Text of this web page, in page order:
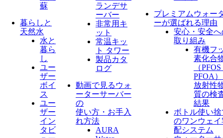
蘇
暮らしと
天然水
水と
暮ら
し
ユー
ザー
ボイ
ス
ユー
ザー
イン
タビ
ランデサ
ーバー
非常用キ
ット
常温キッ
ト タワー
製品カタ
ログ
動画で見るウォ
ーターサーバー
の
使い方・お手入
れ方法
AURA
プレミアムウォー
ーが選ばれる理由
安心・安全へ
取り組み
有機フ
素化合
（
PFOA
放射性
質の検
結果
ボトル使い捨
のワンウェイ
配システム